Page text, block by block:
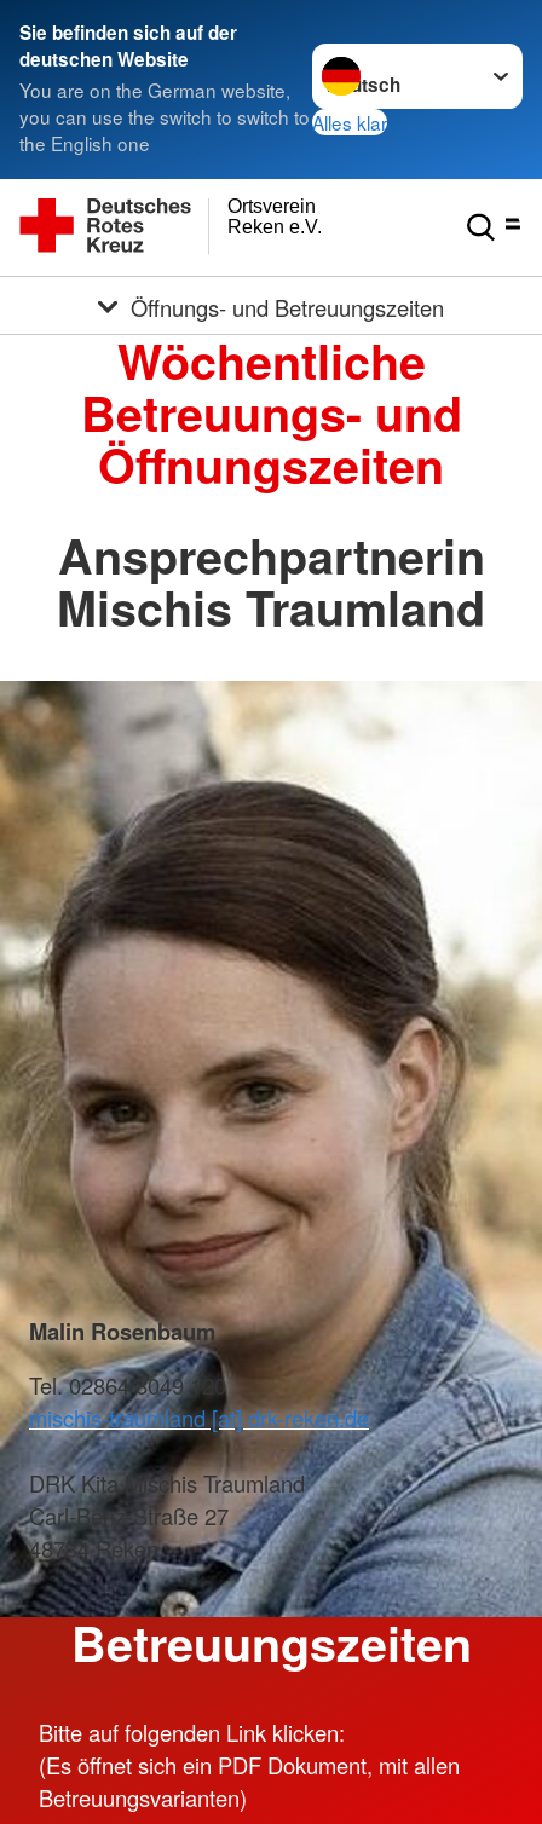
Sie befinden sich auf der
deutschen Website
You are on the German website,
you can use the switch to switch to
the English one
Sprache wechseln zu
Alles klar
Reken e.V.
Ortsverein
Öffnungs- und Betreuungszeiten
Wöchentliche
Betreuungs- und
Öffnungszeiten
Ansprechpartnerin
Mischis Traumland
Malin Rosenbaum
Tel. 02864 8049 120
mischis-traumland [at] drk-reken.de
DRK Kita Mischis Traumland
Carl-Benz-Straße 27
48734 Reken
Betreuungszeiten
Bitte auf folgenden Link klicken:
(Es öffnet sich ein PDF Dokument, mit allen
Betreuungsvarianten)